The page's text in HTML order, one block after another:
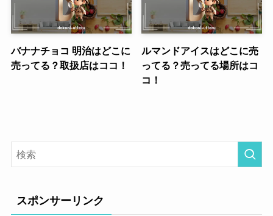
バナナチョコ 明治はどこに
売ってる？取扱店はココ！
ルマンドアイスはどこに売
ってる？売ってる場所はコ
コ！
スポンサーリンク